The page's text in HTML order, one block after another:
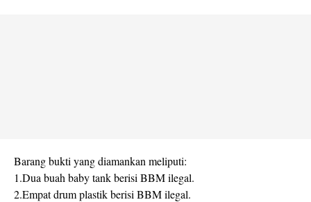
Barang bukti yang diamankan meliputi:
1.Dua buah baby tank berisi BBM ilegal.
2.Empat drum plastik berisi BBM ilegal.